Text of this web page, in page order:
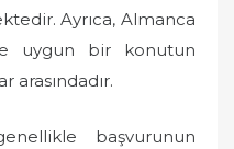
Ayrıca, Almanca
uygun bir konutun
arasındadır.
başvurunun